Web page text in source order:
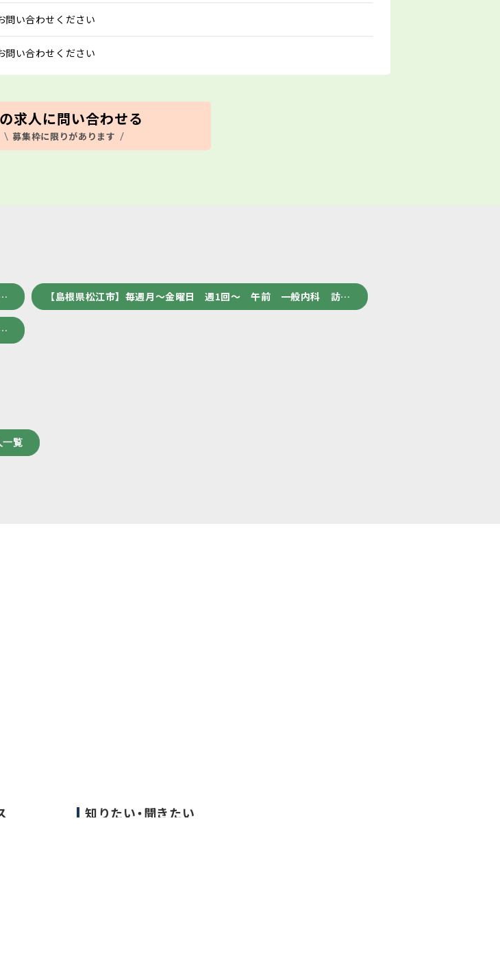
問い合わせください
問い合わせください
求人に問い合わせる
募集枠に限りがあります
【島根県松江市】毎週月～金曜日 週1回～ 午前 一般内科 訪…
一覧
知りたい・聞きたい